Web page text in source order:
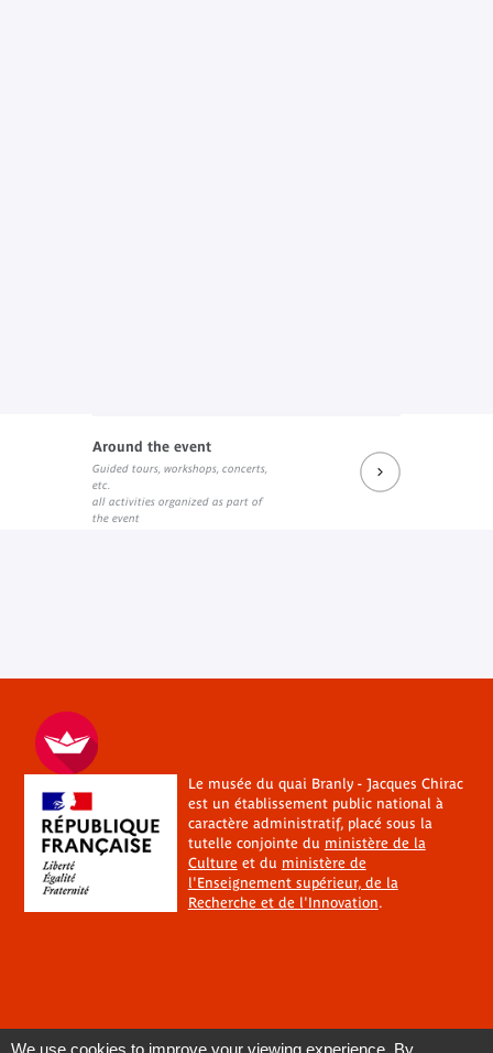
Around the event
Guided tours, workshops, concerts,
etc.
all activities organized as part of
the event
Le musée du quai Branly - Jacques Chirac
est un établissement public national à
caractère administratif, placé sous la
tutelle conjointe du ministère de la
Cultureet du ministère de
l'Enseignement supérieur, de la
Recherche et de l'Innovation.
We use cookies to improve your viewing experience. By